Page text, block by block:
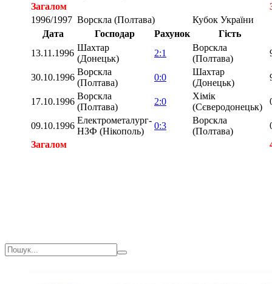
Загалом
1996/1997 Ворскла (Полтава)
Кубок України
Дата
Господар Рахунок
Гість
13.11.1996
Шахтар
(Донецьк)
2:1
Ворскла
(Полтава)
30.10.1996
Ворскла
(Полтава)
0:0
Шахтар
(Донецьк)
17.10.1996
Ворскла
(Полтава)
2:0
Хімік
(Сєверодонецьк)
09.10.1996
Електрометалург-
НЗФ (Нікополь)
0:3
Ворскла
(Полтава)
Загалом